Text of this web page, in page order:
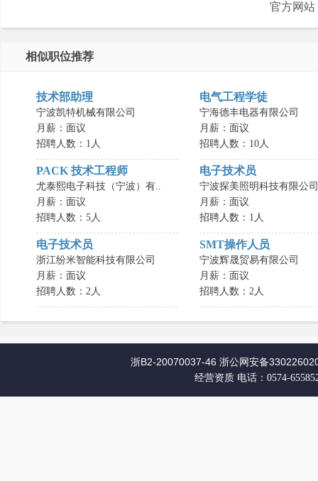
官方网站
相似职位推荐
技术部助理
宁波凯特机械有限公司
月薪：面议
招聘人数：1人
电气工程学徒
宁海德丰电器有限公司
月薪：面议
招聘人数：10人
PACK 技术工程师
尤泰熙电子科技（宁波）有..
月薪：面议
招聘人数：5人
电子技术员
宁波探美照明科技有限公司
月薪：面议
招聘人数：1人
电子技术员
浙江纷米智能科技有限公司
月薪：面议
招聘人数：2人
SMT操作人员
宁波辉晟贸易有限公司
月薪：面议
招聘人数：2人
浙B2-20070037-46 浙公网安备
经营资质 电话：0574-